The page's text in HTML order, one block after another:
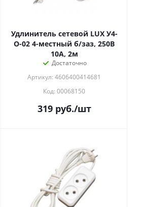
Удлинитель сетевой LUX У4-
О-02 4-местный б/заз, 250В
10А, 2м
Достаточно
Артикул: 4606400414681
Код: 00068150
319руб./шт